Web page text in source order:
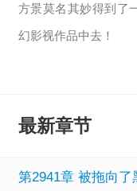
方景莫名其妙得到了
幻影视作品中去！
面对米国打压，从流
华国一路崛起，从流
最新章节
第2941章 被拖向了